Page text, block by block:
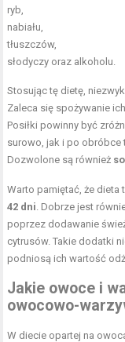
ryb,
nabiału,
tłuszczów,
słodyczy oraz alkoholu.
Stosując tę dietę,
Zaleca się spożywanie
Posiłki powinny być
surowo, jak i po obróbce
Dozwolone są również
Warto pamiętać, że
42 dni. Dobrze jest
poprzez dodawanie
cytrusów. Takie dodatki
podniosą ich wartość
Jakie owoce i
owocowo-
W diecie opartej na